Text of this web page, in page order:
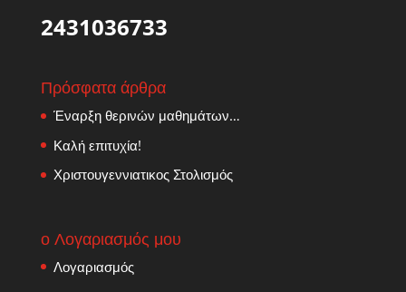
2431036733
Πρόσφατα άρθρα
Έναρξη θερινών μαθημάτων…
Καλή επιτυχία!
Χριστουγεννιατικος Στολισμός
ο Λογαριασμός μου
Λογαριασμός